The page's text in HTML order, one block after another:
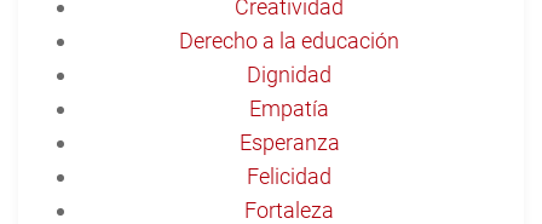
Creatividad
Derecho a la educación
Dignidad
Empatía
Esperanza
Felicidad
Fortaleza